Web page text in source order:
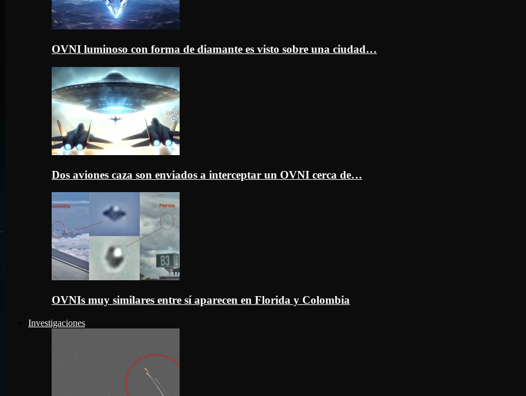
OVNI luminoso con forma de diamante es visto sobre una ciudad…
Dos aviones caza son enviados a interceptar un OVNI cerca de…
OVNIs muy similares entre sí aparecen en Florida y Colombia
Investigaciones